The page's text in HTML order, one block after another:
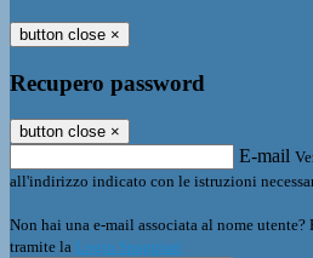
button close ×
Recupero password
button close ×
E-mail
all'indirizzo indicato con le istruzioni
Non hai una e-mail associata al nome
tramite la Login Spaggiari